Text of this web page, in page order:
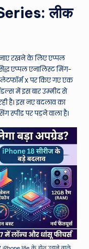
लीक
रखने के लिए एप्पल
एप्पल एनालिस्ट मिंग-
X पर किए गए एक
में इस बार उम्मीद से
है। इस नए बदलाव का
स्पीड पर पड़ने वाला है।